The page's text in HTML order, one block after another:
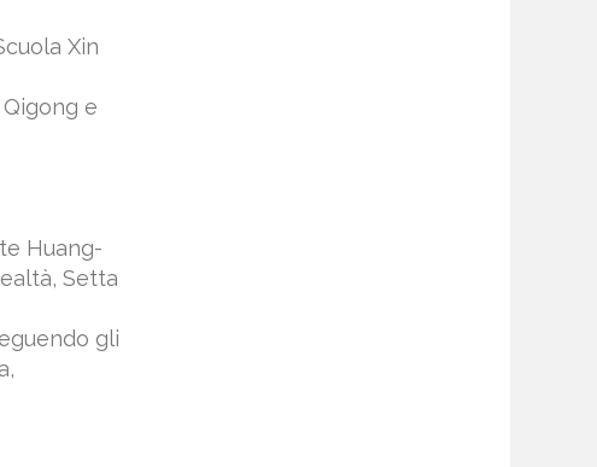
Xin
e
Huang-
Setta
gli